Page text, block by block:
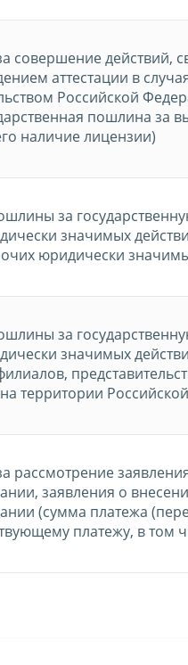
совершение действий,
аттестации в
Российской
пошлина за
наличие лицензии)
за
значимых
юридически
за
значимых
территории
рассмотрение
заявления о
(сумма платежа
платежу, в том